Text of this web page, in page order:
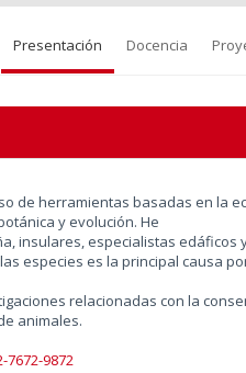
Presentación Docencia
de herramientas basadas en la
y evolución. He
insulares, especialistas edáficos
especies es la principal causa
relacionadas con la
animales.
9872